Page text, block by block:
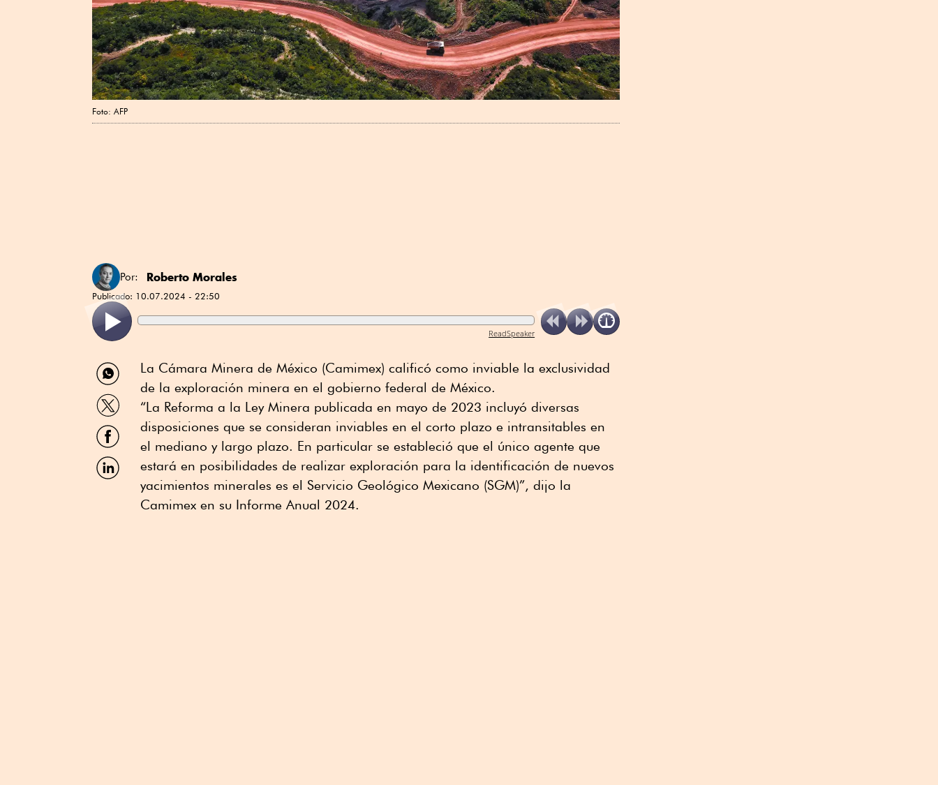
Foto: AFP
Por: Roberto Morales
Publicado: 10.07.2024 - 22:50
ReadSpeaker
Compartir
por
WhatsApp
Compartir
por
Twitter
Compartir
por
Facebook
Compartir
por
La Cámara Minera de México (Camimex) calificó como inviable la exclusividad
de la exploración minera en el gobierno federal de México.
“La Reforma a la Ley Minera publicada en mayo de 2023 incluyó diversas
disposiciones que se consideran inviables en el corto plazo e intransitables en
el mediano y largo plazo. En particular se estableció que el único agente que
estará en posibilidades de realizar exploración para la identificación de nuevos
yacimientos minerales es el Servicio Geológico Mexicano (SGM)”, dijo la
Camimex en su Informe Anual 2024.